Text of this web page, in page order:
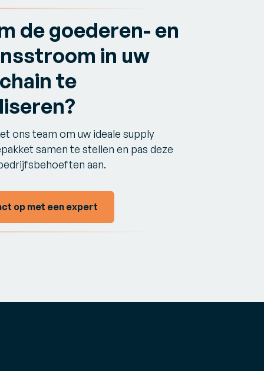
de goederen- en
in uw
te
ons team om uw ideale supply
samen te stellen en pas deze
aan.
op met een expert